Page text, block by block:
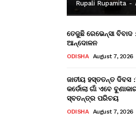
Rupali Rupamita -
ତେଜୁଛି ରେଭେନ୍ସା
ଆନ୍ଦୋଳନ
ODISHA August 7, 2026
ଜାତୀୟ ହସ୍ତତନ୍ତ ଦିବସ
କର୍ଡୋଲା ଗାଁ ଏବେ
ସ୍ବତନ୍ତ୍ର ପରିଚୟ
ODISHA August 7, 2026